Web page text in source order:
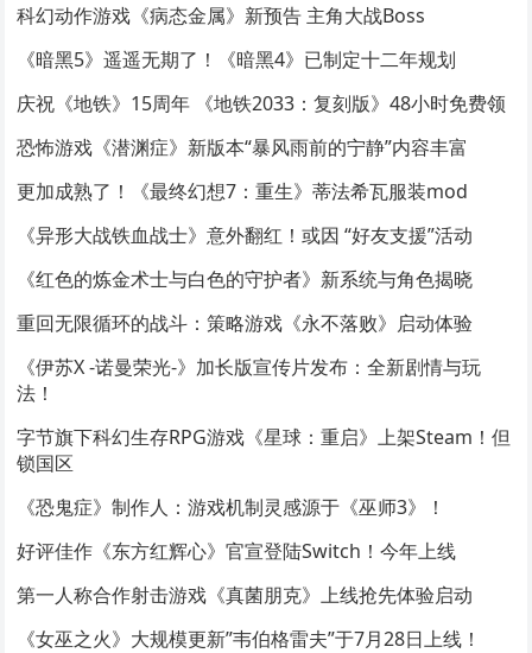
科幻动作游戏《病态金属》新预告 主角大战Boss
《暗黑5》遥遥无期了！《暗黑4》已制定十二年规划
庆祝《地铁》15周年 《地铁2033：复刻版》48小时免费领
恐怖游戏《潜渊症》新版本“暴风雨前的宁静”内容丰富
更加成熟了！《最终幻想7：重生》蒂法希瓦服装mod
《异形大战铁血战士》意外翻红！或因 “好友支援”活动
《红色的炼金术士与白色的守护者》新系统与角色揭晓
重回无限循环的战斗：策略游戏《永不落败》启动体验
《伊苏X -诺曼荣光-》加长版宣传片发布：全新剧情与玩
法！
字节旗下科幻生存RPG游戏《星球：重启》上架Steam！但
锁国区
《恐鬼症》制作人：游戏机制灵感源于《巫师3》！
好评佳作《东方红辉心》官宣登陆Switch！今年上线
第一人称合作射击游戏《真菌朋克》上线抢先体验启动
《女巫之火》大规模更新”韦伯格雷夫”于7月28日上线！